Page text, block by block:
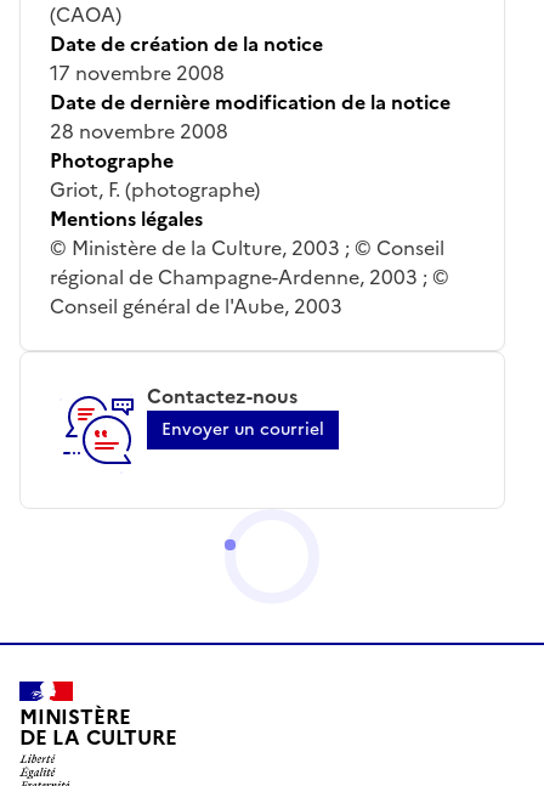
(CAOA)
Date de création de la notice
17 novembre 2008
Date de dernière modification de la notice
28 novembre 2008
Photographe
Griot, F. (photographe)
Mentions légales
© Ministère de la Culture, 2003 ; © Conseil
régional de Champagne-Ardenne, 2003 ; ©
Conseil général de l'Aube, 2003
Contactez-nous
Envoyer un courriel
MINISTÈRE
DE LA CULTURE